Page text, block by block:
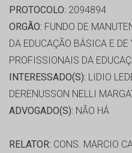
PROTOCOLO: 2094894
ORGÃO: FUNDO DE
DA EDUCAÇÃO BÁSICA E
PROFISSIONAIS DA
INTERESSADO(S): LIDIO
DERENUSSON NELLI
ADVOGADO(S): NÃO HÁ
RELATOR: CONS. MARCIO